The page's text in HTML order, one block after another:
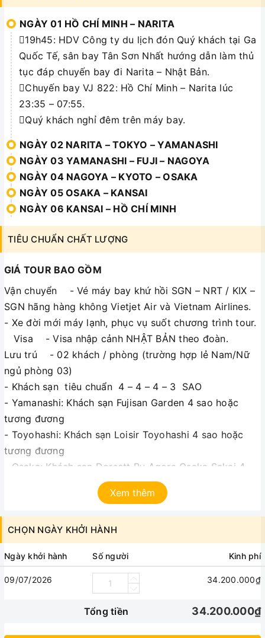
NGÀY 01 HỒ CHÍ MINH – NARITA
19h45: HDV Công ty du lịch đón Quý khách tại Ga
Quốc Tế, sân bay Tân Sơn Nhất hướng dẫn làm thủ
tục đáp chuyến bay đi Narita – Nhật Bản.
Chuyến bay VJ 822: Hồ Chí Minh – Narita lúc
23:35 – 07:55.
Quý khách nghỉ đêm trên máy bay.
NGÀY 02 NARITA – TOKYO – YAMANASHI
NGÀY 03 YAMANASHI – FUJI – NAGOYA
NGÀY 04 NAGOYA – KYOTO – OSAKA
NGÀY 05 OSAKA – KANSAI
NGÀY 06 KANSAI – HỒ CHÍ MINH
TIÊU CHUẨN CHẤT LƯỢNG
GIÁ TOUR BAO GỒM
Vận chuyển - Vé máy bay khứ hồi SGN – NRT / KIX –
SGN hãng hàng không Vietjet Air và Vietnam Airlines.
- Xe đời mới máy lạnh, phục vụ suốt chương trình tour.
Visa - Visa nhập cảnh NHẬT BẢN theo đoàn.
Lưu trú - 02 khách / phòng (trường hợp lẻ Nam/Nữ
ngủ phòng 03)
- Khách sạn tiêu chuẩn 4 – 4 – 4 – 3 SAO
- Yamanashi: Khách sạn Fujisan Garden 4 sao hoặc
tương đương
- Toyohashi: Khách sạn Loisir Toyohashi 4 sao hoặc
tương đương
- Osaka: Khách sạn Dorsett By Agora Osaka Sakai 4
sao hoặc tương đương
- Kansai: Khách sạn Bellevue Garden Hotel Kansai
International Airport 3 sao hoặc tương đương
Ăn uống -Các bữa ăn theo chương trình, 01 chai
nước suối/khách/ngày trên xe
HDV Hướng dẫn Việt Nam theo suốt tuyến
Bảo hiểm -Bảo hiểm du lịch Quốc tế 50.000USD/
Tham quan -Vé vào cửa tham quan theo chương
Xem thêm
CHỌN NGÀY KHỞI HÀNH
Ngày khởi hành Số người Kinh phí
09/07/2026 34.200.000₫
Tổng tiền 34.200.000₫